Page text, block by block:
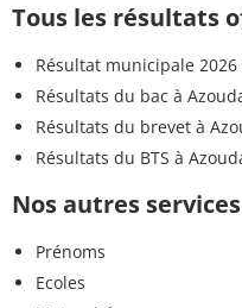
Tous les résultats
Résultat municipale 2026
Résultats du bac à
Résultats du brevet à
Résultats du BTS à
Nos autres services
Prénoms
Ecoles